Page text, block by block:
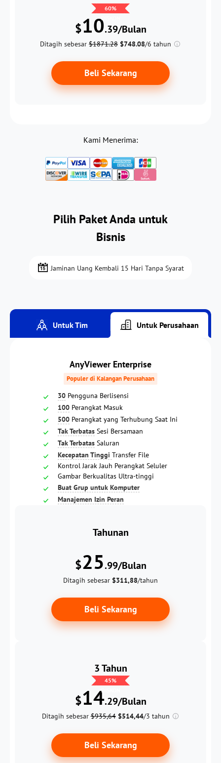
60%
DISKON
$10.39/Bulan
Ditagih sebesar $1871.28 $748.08/6 tahun
Beli Sekarang
Kami Menerima:
Pilih Paket Anda untuk
Bisnis
Jaminan Uang Kembali 15 Hari Tanpa Syarat
Untuk Tim Untuk Perusahaan
AnyViewer Enterprise
Populer di Kalangan Perusahaan
30 Pengguna Berlisensi
100 Perangkat Masuk
500 Perangkat yang Terhubung Saat Ini
Tak Terbatas Sesi Bersamaan
Tak Terbatas Saluran
Kecepatan Tinggi Transfer File
Kontrol Jarak Jauh Perangkat Seluler
Gambar Berkualitas Ultra-tinggi
Buat Grup untuk Komputer
Manajemen Izin Peran
Tahunan
$25.99/Bulan
Ditagih sebesar $311,88/tahun
Beli Sekarang
3 Tahun
45%
DISKON
$14.29/Bulan
Ditagih sebesar$935,64 $514,44/3 tahun
Beli Sekarang